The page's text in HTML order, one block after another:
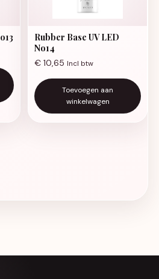
Rubber Base UV LED
No14
€ 10,65 Incl btw
Toevoegen aan
winkelwagen